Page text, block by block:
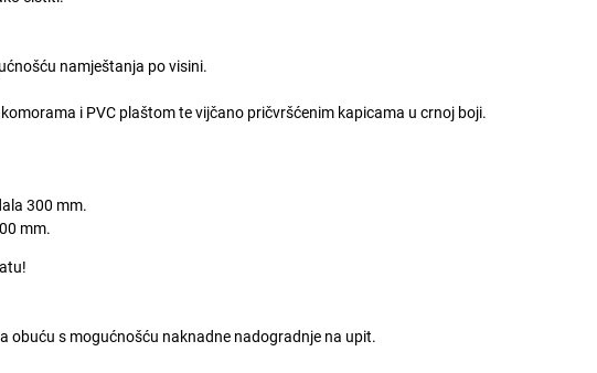
namještanja po visini.
i PVC plaštom te vijčano pričvršćenim kapicama u crnoj boji.
300 mm.
mm.
obuću s mogućnošću naknadne nadogradnje na upit.